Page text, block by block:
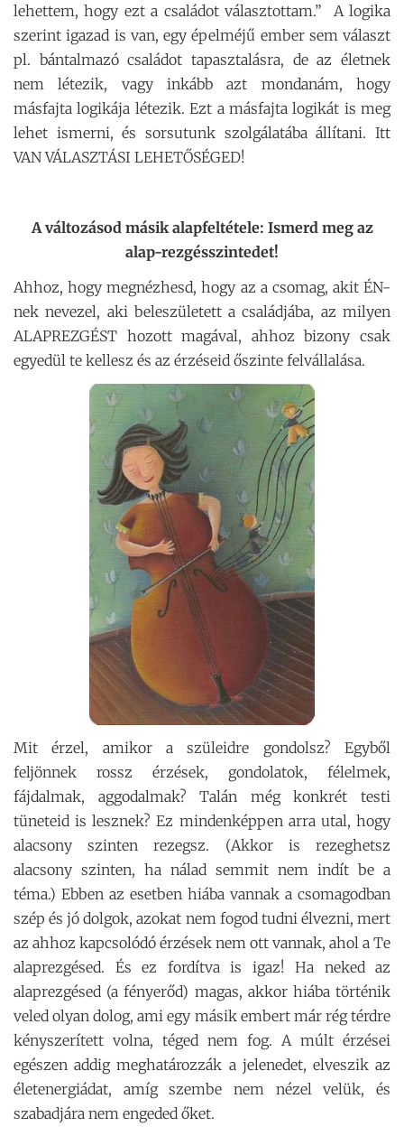
lehettem, hogy ezt a családot választottam.” A logika
szerint igazad is van, egy épelméjű ember sem választ
pl. bántalmazó családot tapasztalásra, de az életnek
nem létezik, vagy inkább azt mondanám, hogy
másfajta logikája létezik. Ezt a másfajta logikát is meg
lehet ismerni, és sorsutunk szolgálatába állítani. Itt
VAN VÁLASZTÁSI LEHETŐSÉGED!
A változásod másik alapfeltétele: Ismerd meg az
alap-rezgésszintedet!
Ahhoz, hogy megnézhesd, hogy az a csomag, akit ÉN-
nek nevezel, aki beleszületett a családjába, az milyen
ALAPREZGÉST hozott magával, ahhoz bizony csak
egyedül te kellesz és az érzéseid őszinte felvállalása.
Mit érzel, amikor a szüleidre gondolsz? Egyből
feljönnek rossz érzések, gondolatok, félelmek,
fájdalmak, aggodalmak? Talán még konkrét testi
tüneteid is lesznek? Ez mindenképpen arra utal, hogy
alacsony szinten rezegsz. (Akkor is rezeghetsz
alacsony szinten, ha nálad semmit nem indít be a
téma.) Ebben az esetben hiába vannak a csomagodban
szép és jó dolgok, azokat nem fogod tudni élvezni, mert
az ahhoz kapcsolódó érzések nem ott vannak, ahol a Te
alaprezgésed. És ez fordítva is igaz! Ha neked az
alaprezgésed (a fényerőd) magas, akkor hiába történik
veled olyan dolog, ami egy másik embert már rég térdre
kényszerített volna, téged nem fog. A múlt érzései
egészen addig meghatározzák a jelenedet, elveszik az
életenergiádat, amíg szembe nem nézel velük, és
szabadjára nem engeded őket.